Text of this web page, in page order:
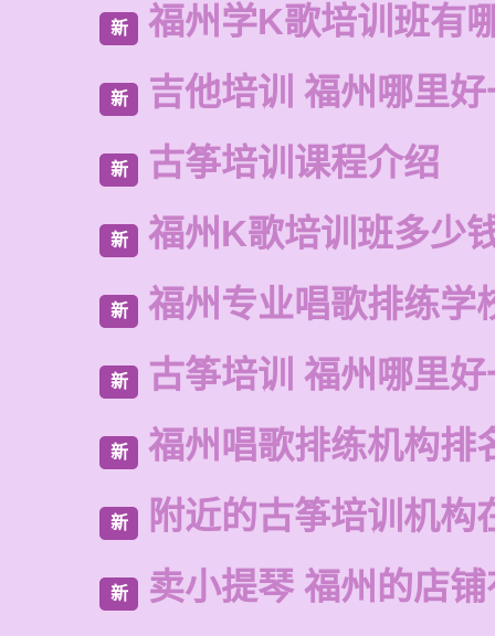
新 福州学K歌培训班有
新 吉他培训 福州哪里
新 古筝培训课程介绍
新 福州K歌培训班多少
新 福州专业唱歌排练学
新 古筝培训 福州哪里
新 福州唱歌排练机构排
新 附近的古筝培训机构
新 卖小提琴 福州的店